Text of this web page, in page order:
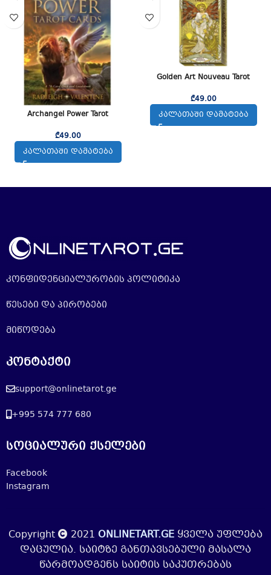
Archangel Power Tarot
₾49.00
ᲙᲐᲚᲐᲗᲐᲨᲘ ᲓᲐᲛᲐᲢᲔᲑᲐ
Golden Art Nouveau Tarot
₾49.00
ᲙᲐᲚᲐᲗᲐᲨᲘ ᲓᲐᲛᲐᲢᲔᲑᲐ
კონფიდენციალურობის პოლიტიკა
წესები და პირობები
მიწოდება
კონტაქტი
support@onlinetarot.ge
+995 574 777 680
სოციალური ქსელები
Facebook
Instagram
Copyright 2021 ONLINETART.GEყველა უფლება
დაცულია. საიტზე განთავსებული მასალა
წარმოადგენს საიტის საკუთრებას